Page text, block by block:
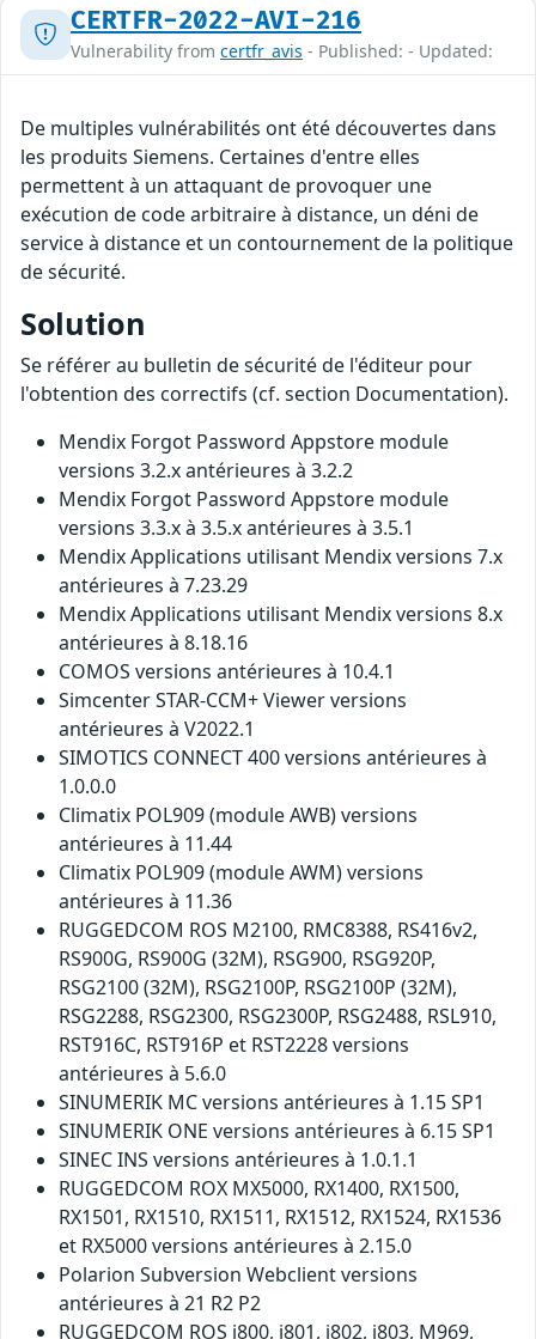
CERTFR-2022-AVI-216
Vulnerability from certfr_avis - Published: - Updated:
De multiples vulnérabilités ont été découvertes dans
les produits Siemens. Certaines d'entre elles
permettent à un attaquant de provoquer une
exécution de code arbitraire à distance, un déni de
service à distance et un contournement de la politique
de sécurité.
Solution
Se référer au bulletin de sécurité de l'éditeur pour
l'obtention des correctifs (cf. section Documentation).
Mendix Forgot Password Appstore module
versions 3.2.x antérieures à 3.2.2
Mendix Forgot Password Appstore module
versions 3.3.x à 3.5.x antérieures à 3.5.1
Mendix Applications utilisant Mendix versions 7.x
antérieures à 7.23.29
Mendix Applications utilisant Mendix versions 8.x
antérieures à 8.18.16
COMOS versions antérieures à 10.4.1
Simcenter STAR-CCM+ Viewer versions
antérieures à V2022.1
SIMOTICS CONNECT 400 versions antérieures à
1.0.0.0
Climatix POL909 (module AWB) versions
antérieures à 11.44
Climatix POL909 (module AWM) versions
antérieures à 11.36
RUGGEDCOM ROS M2100, RMC8388, RS416v2,
RS900G, RS900G (32M), RSG900, RSG920P,
RSG2100 (32M), RSG2100P, RSG2100P (32M),
RSG2288, RSG2300, RSG2300P, RSG2488, RSL910,
RST916C, RST916P et RST2228 versions
antérieures à 5.6.0
SINUMERIK MC versions antérieures à 1.15 SP1
SINUMERIK ONE versions antérieures à 6.15 SP1
SINEC INS versions antérieures à 1.0.1.1
RUGGEDCOM ROX MX5000, RX1400, RX1500,
RX1501, RX1510, RX1511, RX1512, RX1524, RX1536
et RX5000 versions antérieures à 2.15.0
Polarion Subversion Webclient versions
antérieures à 21 R2 P2
RUGGEDCOM ROS i800, i801, i802, i803, M969,